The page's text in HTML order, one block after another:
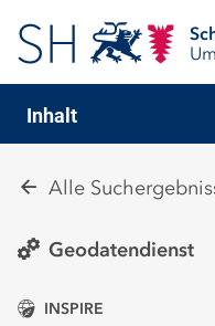
Alle
Geodatendienst
INSPIRE
Inhalt